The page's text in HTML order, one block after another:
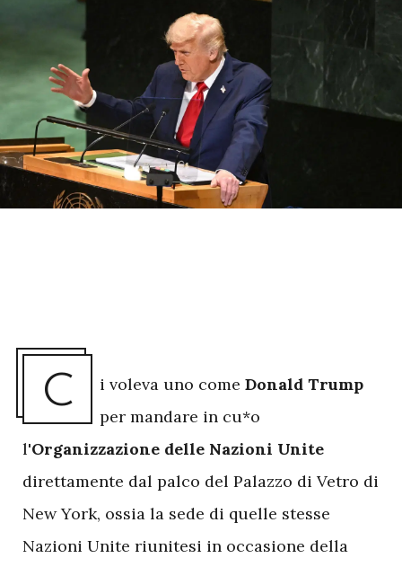
C i voleva uno come Donald Trump
per mandare in cu*o
l'Organizzazione delle Nazioni Unite
direttamente dal palco del Palazzo di Vetro di
New York, ossia la sede di quelle stesse
Nazioni Unite riunitesi in occasione della